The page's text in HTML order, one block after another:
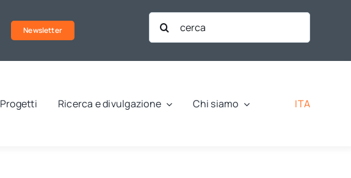
Newsletter
Cerca
per:
Progetti Ricerca e divulgazione Chi siamo ITA